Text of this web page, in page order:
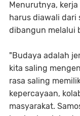
Menurutnya,
harus diawali dari
dibangun melalui
"Budaya adalah
kita saling
rasa saling
kepercayaan,
masyarakat.